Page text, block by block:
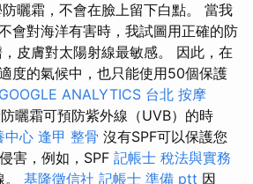
曬霜，不會在臉上留下白點。 當我
會對海洋有害時，我試圖用正確的防
皮膚對太陽射線最敏感。 因此，在
度的氣候中，也只能使用50個保護
GOOGLE ANALYTICS 台北 按摩
曬霜可預防紫外線（UVB）的時
中心 逢甲 整骨 沒有SPF可以保護您
害，例如，SPF 記帳士 稅法與實務
基隆徵信社 記帳士 準備 ptt 因